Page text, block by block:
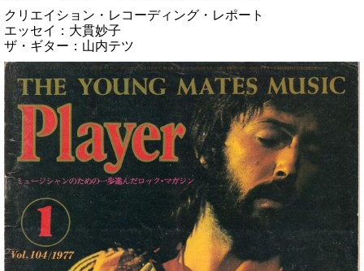
クリエイション・レコーディング・レポート
エッセイ：大貫妙子
ザ・ギター：山内テツ